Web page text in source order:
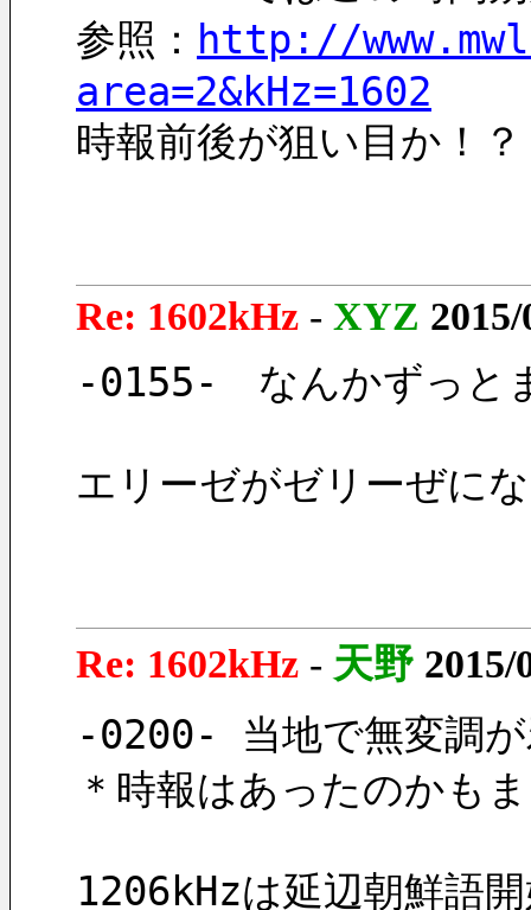
参照： http://
area=2&kHz=1602
時報前後が狙い目か！？
Re: 1602kHz - XYZ
-0155-　なんかずっと
エリーゼがゼリーぜに
Re: 1602kHz - 天野 2015/
-0200- 当地で無変調が
＊時報はあったのかも
1206kHzは延辺朝鮮語